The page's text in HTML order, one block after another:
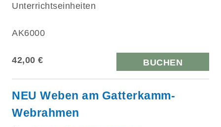
Unterrichtseinheiten
AK6000
42,00 € BUCHEN
NEU Weben am Gatterkamm-
Webrahmen